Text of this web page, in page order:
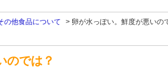
の他食品について > 卵が水っぽい。鮮度が悪いの
のでは？